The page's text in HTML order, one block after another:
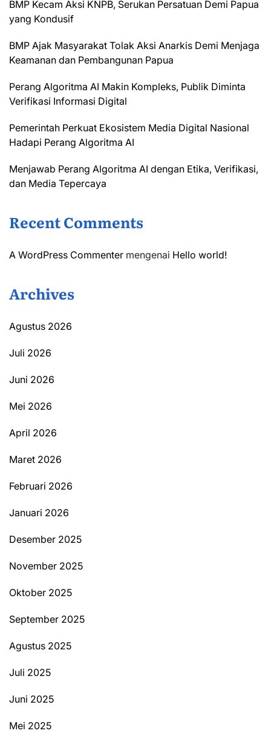
BMP Kecam Aksi KNPB, Serukan Persatuan Demi Papua
yang Kondusif
BMP Ajak Masyarakat Tolak Aksi Anarkis Demi Menjaga
Keamanan dan Pembangunan Papua
Perang Algoritma AI Makin Kompleks, Publik Diminta
Verifikasi Informasi Digital
Pemerintah Perkuat Ekosistem Media Digital Nasional
Hadapi Perang Algoritma AI
Menjawab Perang Algoritma AI dengan Etika, Verifikasi,
dan Media Tepercaya
Recent Comments
A WordPress Commenter mengenai Hello world!
Archives
Agustus 2026
Juli 2026
Juni 2026
Mei 2026
April 2026
Maret 2026
Februari 2026
Januari 2026
Desember 2025
November 2025
Oktober 2025
September 2025
Agustus 2025
Juli 2025
Juni 2025
Mei 2025